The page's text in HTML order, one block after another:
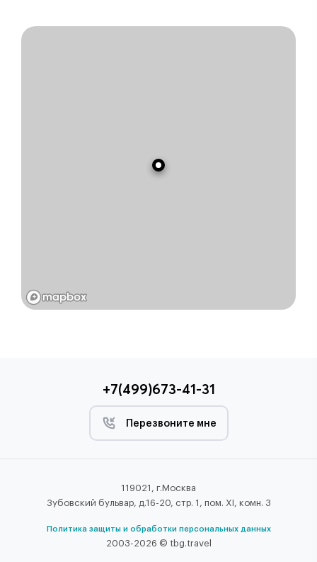
+7(499)673-41-31
Перезвоните мне
119021, г.Москва
Зубовский бульвар, д.16-20, стр. 1, пом. XI, комн. 3
Политика защиты и обработки персональных данных
2003-2026 © tbg.travel